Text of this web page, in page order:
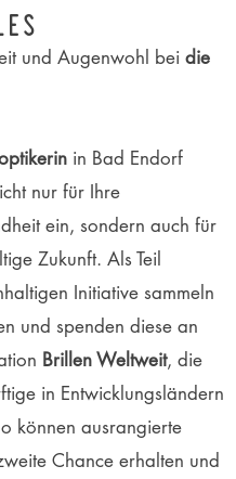
und Augenwohl bei die
in Bad Endorf
nur für Ihre
ein, sondern auch für
Zukunft. Als Teil
Initiative sammeln
und spenden diese an
Brillen Weltweit, die
in Entwicklungsländern
können ausrangierte
Chance erhalten und